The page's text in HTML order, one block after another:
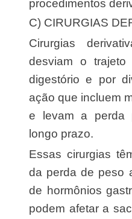
procedimentos
C) CIRURGIAS
Cirurgias derivativas são aquelas que
desviam o
digestório e por
ação que incluem
e levam a perda
longo prazo.
Essas cirurgias têm efeitos independentes
da perda de peso
de hormônios
podem afetar a